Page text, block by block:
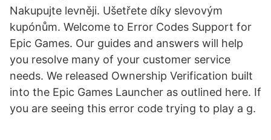
Nakupujte levněji. Ušetřete díky slevovým
kupónům. Welcome to Error Codes Support for
Epic Games. Our guides and answers will help
you resolve many of your customer service
needs. We released Ownership Verification built
into the Epic Games Launcher as outlined here. If
you are seeing this error code trying to play a g.